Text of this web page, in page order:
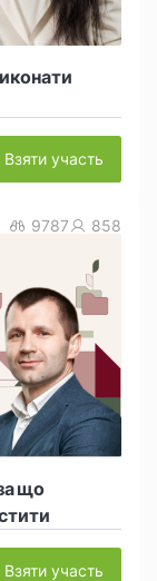
Взяти участь
що
9787 858
Взяти участь